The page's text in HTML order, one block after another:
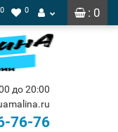
: 0
0 0
до 20:00
76-76